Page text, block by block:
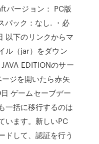
バージョン： PC版
パック：なし. ・必
以下のリンクからマ
ル（jar）をダウン
EDITIONのサー
ジを開いたら赤矢
ゲームセーブデー
一括に移行するのは
います。新しいPC
ドして、認証を行う